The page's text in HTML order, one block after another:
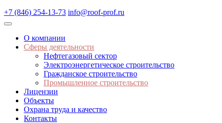
+7 (846) 254-13-73 info@roof-prof.ru
О компании
Сферы деятельности
Нефтегазовый сектор
Электроэнергетическое строительство
Гражданское строительство
Промышленное строительство
Лицензии
Объекты
Охрана труда и качество
Контакты